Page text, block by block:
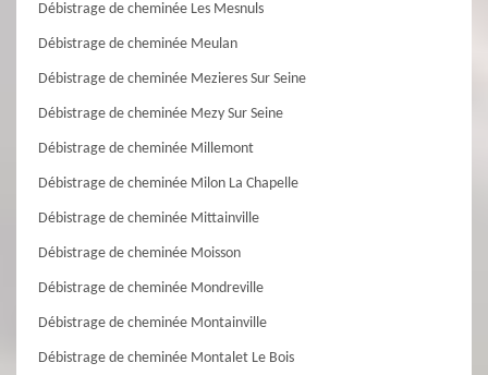
Débistrage de cheminée Les Mesnuls
Débistrage de cheminée Meulan
Débistrage de cheminée Mezieres Sur Seine
Débistrage de cheminée Mezy Sur Seine
Débistrage de cheminée Millemont
Débistrage de cheminée Milon La Chapelle
Débistrage de cheminée Mittainville
Débistrage de cheminée Moisson
Débistrage de cheminée Mondreville
Débistrage de cheminée Montainville
Débistrage de cheminée Montalet Le Bois